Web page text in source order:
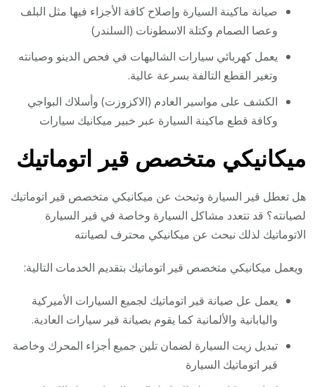
صيانة ماكينة السيارة وإصلاح كافة الأجزاء فيها مثل البلف
وعصا الصمام وكتلة الاسطونات (السلندر)
يعمل كهربائي سيارات الشاليهات في فحص الدينو وصيانته
وتغير القطع التالفة بسرعة عالية.
الكشف على مواسير العادم (الاكزوزت) وأسلاك البواجي
وكافة قطع ماكينة السيارة عبر خبير ميكانيك سيارات
ميكانيكي متخصص قير اتوماتيك
هل تعطل قير السيارة وتبحث عن ميكانيكي متخصص قير اتوماتيك
لصيانته؟ قد تتعدد مشاكل السيارة وخاصة في قير السيارة
الاتوماتيك لذلك نبحث عن ميكانيكي محترف لصيانته
ويعمل ميكانيكي متخصص قير اتوماتيك بتقديم الخدمات التالية:
يعمل عل صيانة قير اتوماتيك لجميع السيارات الأميركية
واليابانية والألمانية كما يقوم بصيانة قير سيارات العادية.
تبديل زيت السيارة لضمان تلين جميع أجزاء المحرك وخاصة
قير اتوماتيك السيارة